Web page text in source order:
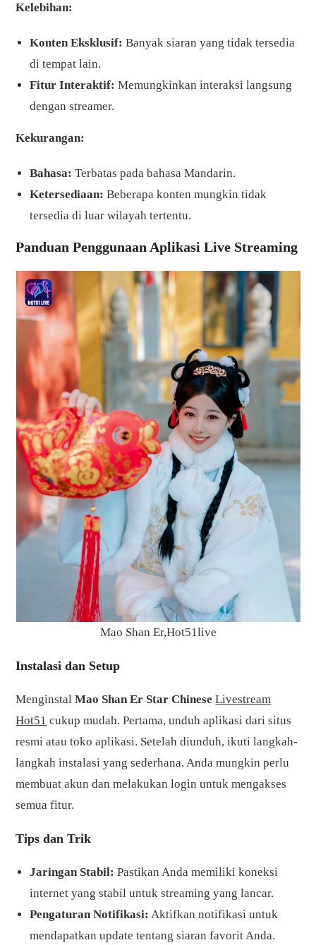
Kelebihan:
Konten Eksklusif: Banyak siaran yang tidak tersedia
di tempat lain.
Fitur Interaktif: Memungkinkan interaksi langsung
dengan streamer.
Kekurangan:
Bahasa: Terbatas pada bahasa Mandarin.
Ketersediaan: Beberapa konten mungkin tidak
tersedia di luar wilayah tertentu.
Panduan Penggunaan Aplikasi Live Streaming
Mao Shan Er,Hot51live
Instalasi dan Setup
MenginstalMao Shan Er Star ChineseLivestream
Hot51 cukup mudah. Pertama, unduh aplikasi dari situs
resmi atau toko aplikasi. Setelah diunduh, ikuti langkah-
langkah instalasi yang sederhana. Anda mungkin perlu
membuat akun dan melakukan login untuk mengakses
semua fitur.
Tips dan Trik
Jaringan Stabil: Pastikan Anda memiliki koneksi
internet yang stabil untuk streaming yang lancar.
Pengaturan Notifikasi: Aktifkan notifikasi untuk
mendapatkan update tentang siaran favorit Anda.